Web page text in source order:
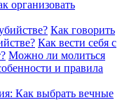
организовать
Как говорить
Как вести себя с
Можно ли молиться
и правила
Как выбрать вечные